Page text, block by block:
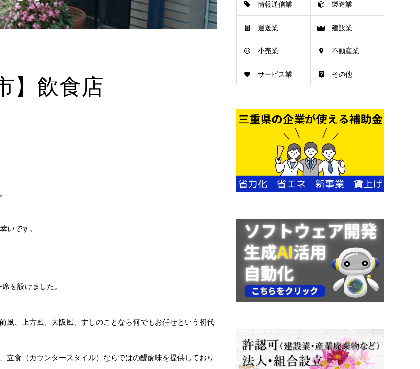
】飲食店
いです。
を設けました。
風、上方風、大阪風、すしのことなら何でもお任せという初代
食（カウンタースタイル）ならではの醍醐味を提供しており
情報通信業 製造業
運送業 建設業
小売業 不動産業
サービス業 その他